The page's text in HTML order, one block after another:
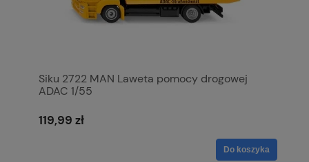
Siku 2722 MAN Laweta pomocy drogowej
ADAC 1/55
119,99 zł
Do koszyka